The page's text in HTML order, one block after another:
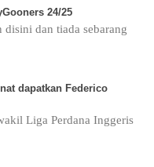
24/25
dan tiada sebarang
dapatkan Federico
Liga Perdana Inggeris